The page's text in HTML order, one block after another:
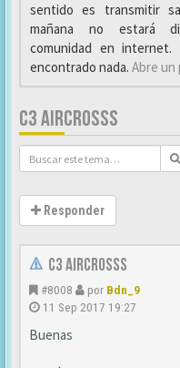
sentido es transmitir
mañana no estará
comunidad en
encontrado nada. Abre un
C3 AIRCROSSS
Responder
C3 Aircrosss
#8008 por Bdn_9
11 Sep 2017 19:27
Buenas